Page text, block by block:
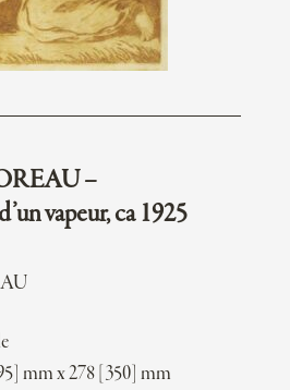
–
vapeur, ca 1925
mm x 278 [350] mm